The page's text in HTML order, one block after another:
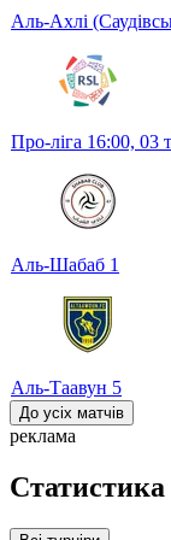
Аль-Ахлі
Про-ліга 16:00, 03
Аль-Шабаб 1
Аль-Таавун 5
До усіх матчів
реклама
Статистика